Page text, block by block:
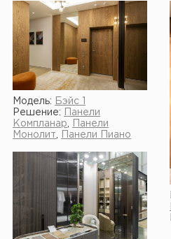
Модель:
Бэйс 1
Решение:
Панели
Компланар
Панели
Монолит
Панели Пиано